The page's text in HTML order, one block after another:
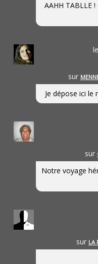
AAHH TABLLE
sur
Je dépose ici le
sur
Notre voyage
sur LA